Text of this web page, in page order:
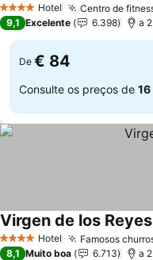
4 EstrelasHotel Centro de
9,1 Excelente 6.398
De € 84
Consulte os preços de
4 EstrelasHotel Famosos
Virgen de los Reyes
8,1 Muito boa 6.713 a